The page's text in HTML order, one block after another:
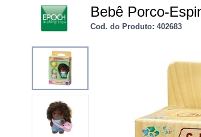
Bebê Porco-
Cod. do Produto: 402683